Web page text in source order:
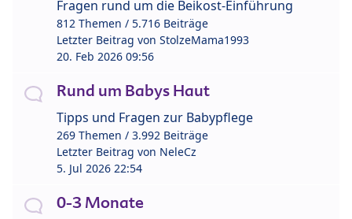
Fragen rund um die Beikost-Einführung
812 Themen / 5.716 Beiträge
Letzter Beitrag von StolzeMama1993
20. Feb 2026 09:56
Rund um Babys Haut
Tipps und Fragen zur Babypflege
269 Themen / 3.992 Beiträge
Letzter Beitrag von NeleCz
5. Jul 2026 22:54
0-3 Monate